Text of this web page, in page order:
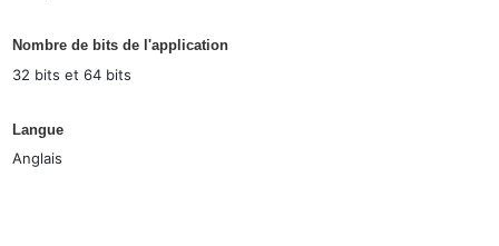
Nombre de bits de l'application
32 bits et 64 bits
Langue
Anglais